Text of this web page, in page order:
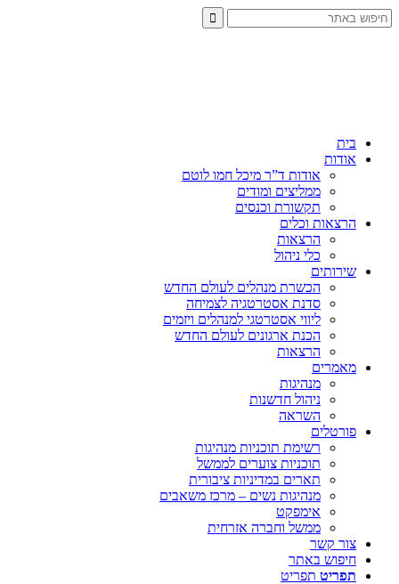
בית
אודות
אודות ד”ר מיכל חמו לוטם
ממליצים ומודים
תקשורת וכנסים
הרצאות וכלים
הרצאות
כלי ניהול
שירותים
הכשרת מנהלים לעולם החדש
סדנת אסטרטגיה לצמיחה
ליווי אסטרטגי למנהלים ויזמים
הכנת ארגונים לעולם החדש
הרצאות
מאמרים
מנהיגות
ניהול חדשנות
השראה
פורטלים
רשימת תוכניות מנהיגות
תוכניות צוערים לממשל
תארים במדיניות ציבורית
מנהיגות נשים – מרכז משאבים
אימפקט
ממשל וחברה אזרחית
צור קשר
חיפוש באתר
תפריט תפריט